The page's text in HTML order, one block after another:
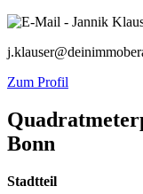
Zum Profil
Bonn
Stadtteil